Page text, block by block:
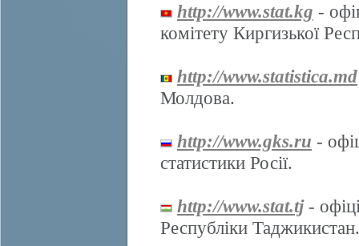
http://www.stat.kg -
комітету Киргизької
http://www.statistica.md
Молдова.
http://www.gks.ru -
статистики Росії.
http://www.stat.tj-
Республіки Таджикистан.